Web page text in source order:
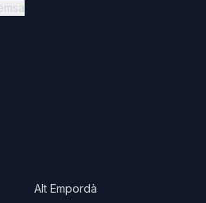
Alt Empordà